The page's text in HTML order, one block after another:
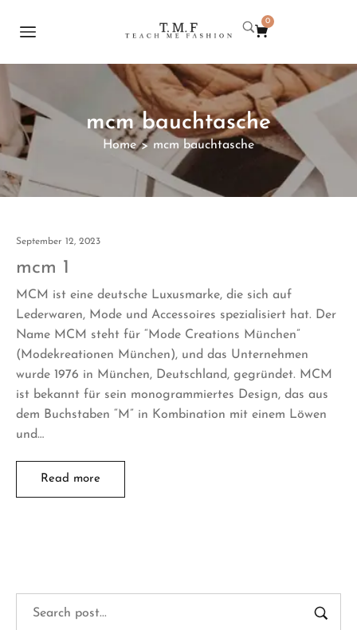
0
mcm bauchtasche
Home > mcm bauchtasche
September 12, 2023
mcm 1
MCM ist eine deutsche Luxusmarke, die sich auf
Lederwaren, Mode und Accessoires spezialisiert hat. Der
Name MCM steht für “Mode Creations München”
(Modekreationen München), und das Unternehmen
wurde 1976 in München, Deutschland, gegründet. MCM
ist bekannt für sein monogrammiertes Design, das aus
dem Buchstaben “M” in Kombination mit einem Löwen
und…
Read more